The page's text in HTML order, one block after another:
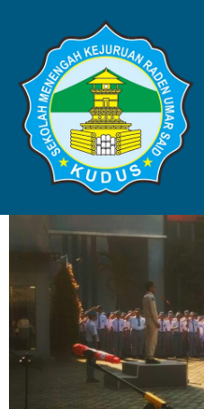
Home2025 November
Showing 1 - 2 of 2 results